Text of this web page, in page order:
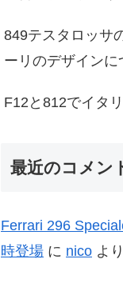
849テスタロッサ
ーリのデザインに
F12と812でイタ
最近のコメン
Ferrari 296
時登場 に nico より